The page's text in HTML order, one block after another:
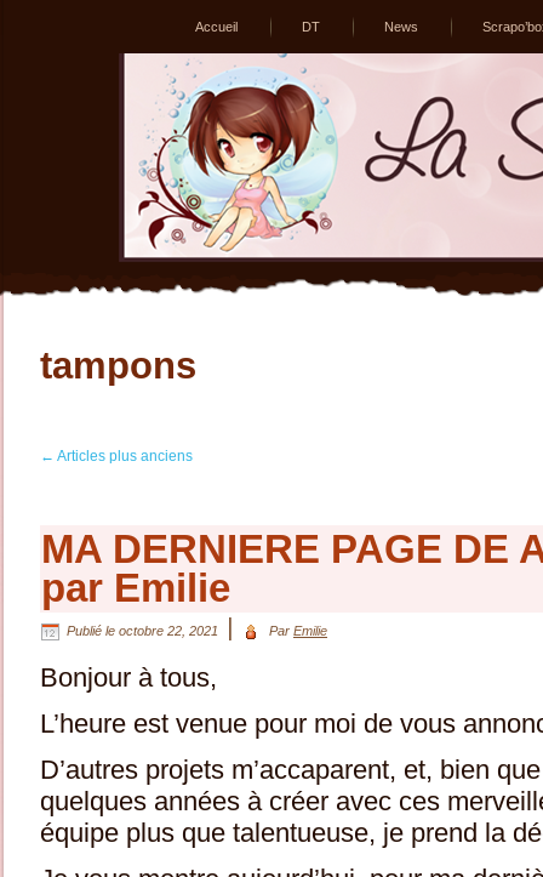
Accueil DT News
tampons
← Articles plus anciens
MA DERNIERE PAGE DE
par Emilie
Publié le octobre 22, 2021 Par Emilie
Bonjour à tous,
L’heure est venue pour moi de vous
D’autres projets m’accaparent, et, bien
quelques années à créer avec ces
équipe plus que talentueuse, je prend la